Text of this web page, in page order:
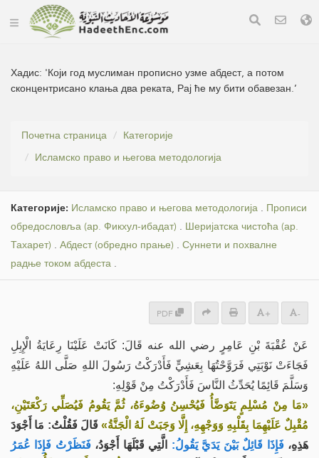
Хадис: 'Који год муслиман прописно узме абдест, а потом
сконцентрисано клања два реката, Рај ће му бити обавезан.’
Почетна страница
Категорије
Исламско право и његова методологија
Категорије: Исламско право и његова методологија . Прописи
обредословља (ар. Фикхул-ибадат) . Шеријатска чистоћа (ар.
Тахарет) . Абдест (обредно прање) . Суннети и похвалне
радње током абдеста .
PDF + -
عَنْ عُقْبَةَ بْنِ عَامِرٍ رضي الله عنه قَالَ: كَانَتْ عَلَيْنَا رِعَايَةُ الْإِبِلِ
فَجَاءَتْ نَوْبَتِي فَرَوَّحْتُهَا بِعَشِيٍّ فَأَدْرَكْتُ رَسُولَ اللهِ صَلَّى اللهُ عَلَيْهِ
وَسَلَّمَ قَائِمًا يُحَدِّثُ النَّاسَ فَأَدْرَكْتُ مِنْ قَوْلِهِ:
«مَا مِنْ مُسْلِمٍ يَتَوَضَّأُ فَيُحْسِنُ وُضُوءَهُ، ثُمَّ يَقُومُ فَيُصَلِّي رَكْعَتَيْنِ،
مُقْبِلٌ عَلَيْهِمَا بِقَلْبِهِ وَوَجْهِهِ، إِلَّا وَجَبَتْ لَهُ الْجَنَّةُ»قَالَ فَقُلْتُ: مَا أَجْوَدَ
هَذِهِ، فَإِذَا قَائِلٌ بَيْنَ يَدَيَّ يَقُولُ: الَّتِي قَبْلَهَا أَجْوَدُ، فَنَظَرْتُ فَإِذَا عُمَرُ